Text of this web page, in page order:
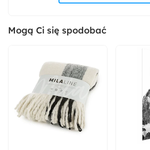
Pomieszczenie:
Biuro Sypialnia
Rodzaj trzonka:
Mogą Ci się spodobać